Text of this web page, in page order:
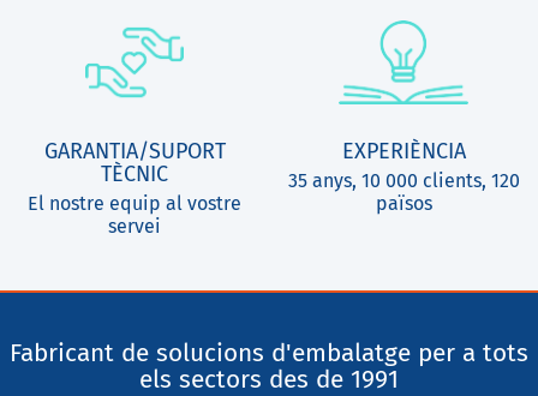
GARANTIA/SUPORT
TÈCNIC
El nostre equip al vostre
servei
EXPERIÈNCIA
35 anys, 10 000 clients, 120
països
Fabricant de solucions d'embalatge per a tots
els sectors des de 1991